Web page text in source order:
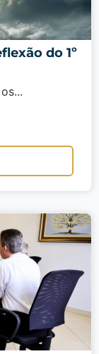
do 1º